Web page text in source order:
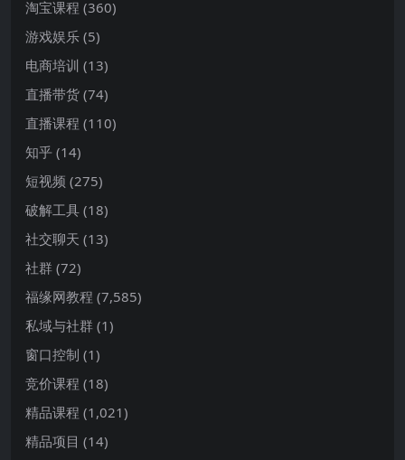
淘宝课程 (360)
游戏娱乐 (5)
电商培训 (13)
直播带货 (74)
直播课程 (110)
知乎 (14)
短视频 (275)
破解工具 (18)
社交聊天 (13)
社群 (72)
福缘网教程 (7,585)
私域与社群 (1)
窗口控制 (1)
竞价课程 (18)
精品课程 (1,021)
精品项目 (14)